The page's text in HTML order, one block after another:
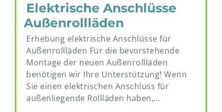
Elektrische Anschlüsse
Außenrollläden
Erhebung elektrische Anschlüsse für
Außenrollläden Für die bevorstehende
Montage der neuen Außenrollläden
benötigen wir Ihre Unterstützung! Wenn
Sie einen elektrischen Anschluss für
außenliegende Rollläden haben,…